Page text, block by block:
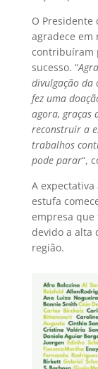
O Presidente
agradece em
contribuíram
sucesso. “
divulgação da
fez uma
agora, graças
reconstruir a
trabalhos
pode parar“,
A
estufa
empresa que
devido a alta
região.